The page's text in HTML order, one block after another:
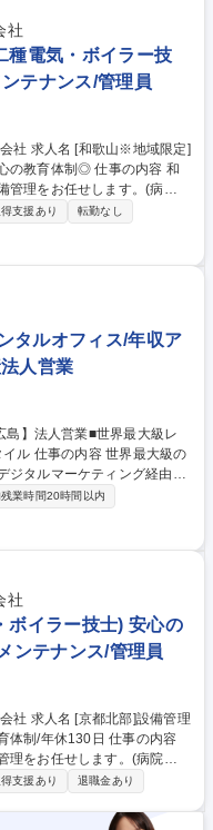
立案・修繕等の見積もり書
の改変は含まない)・設備メ
報告 【会社・職種紹介】■
社員インタビュー(設備管
集職種 [広島]設
安定基盤/年休130日◎
社
電気・ボイラー技
テナンス/管理員
限定]
制◎ 仕事の内容 和
管理をお任せします。(病院
修・教育体制がありますの
です！ 【具体的に
ニターによる監視・日常点
・修繕等の見積もり書の作
変は含まない)・設備メーカ
【会社・職種紹介】■事業
員インタビュー(設備管理)：
和歌山※地
）安心の教育体制◎
支援あり
転勤なし
タルオフィス/年収ア
人営業
大級の
ジタルマーケティング経由の
的に進めます。年4回のコミ
【具体的には】
スペースを提案し、契約まで
応、見積作成を行い、スピ
】成績ランキングが毎日出る
ッシブな方に最適です。平
果を出す社風です。年4回
イル
残業時間20時間以内
社
ボイラー技士) 安心の
ンテナンス/管理員
管理
休130日 仕事の内容
理をお任せします。(病院や
・教育体制がありますの
ニターによる監視・日常点
支援あり 退職金あり